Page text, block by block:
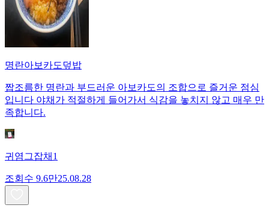
명란아보카도덮밥
짭조름한 명란과 부드러운 아보카도의 조합으로 즐거운 점심
입니다 야채가 적절하게 들어가서 식감을 놓치지 않고 매우 만
족합니다.
귀염그잡채1
조회수 9.6만25.08.28